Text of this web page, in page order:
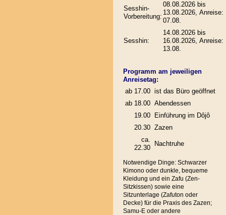
Sesshin-
Vorbereitung:
08.08.2026 bis
13.08.2026, Anreise:
07.08.
Sesshin:
14.08.2026 bis
16.08.2026, Anreise:
13.08.
Programm am jeweiligen
Anreisetag:
ab 17.00 ist das Büro geöffnet
ab 18.00 Abendessen
19.00
Einführung im Dôjô
20.30 Zazen
ca.
22.30
Nachtruhe
Notwendige Dinge: Schwarzer
Kimono oder dunkle, bequeme
Kleidung und ein Zafu (Zen-
Sitzkissen) sowie eine
Sitzunterlage (Zafuton oder
Decke) für die Praxis des Zazen;
Samu-E oder andere